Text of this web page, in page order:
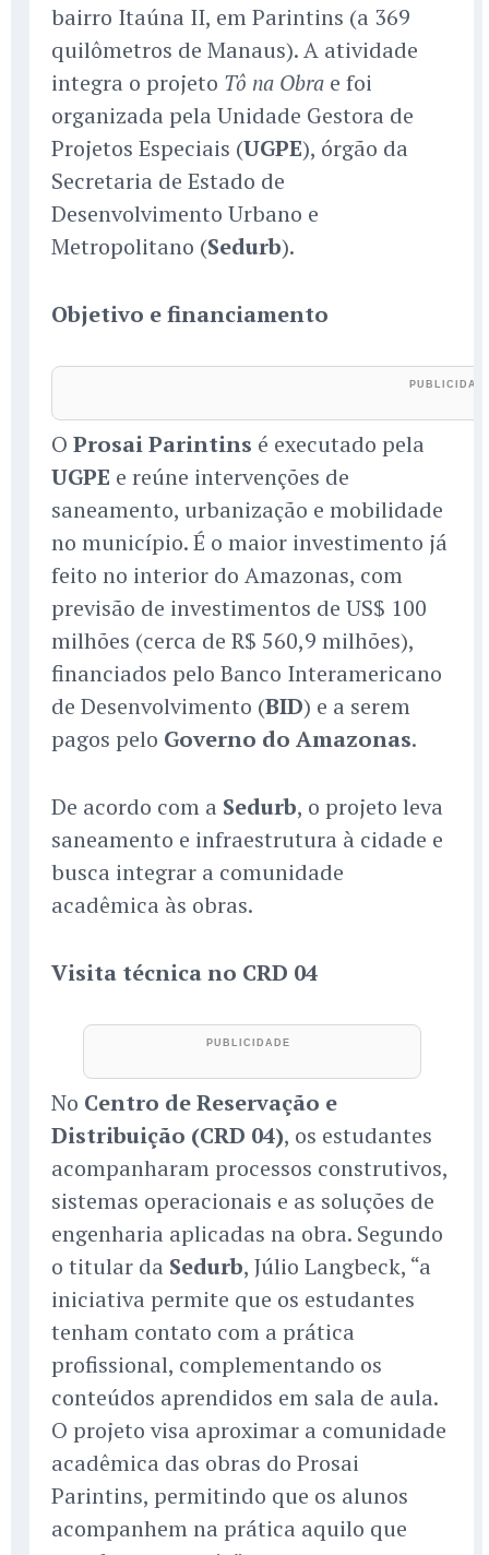
bairro Itaúna II, em Parintins (a 369
quilômetros de Manaus). A atividade
integra o projeto Tô na Obra e foi
organizada pela Unidade Gestora de
Projetos Especiais (UGPE), órgão da
Secretaria de Estado de
Desenvolvimento Urbano e
Metropolitano (Sedurb).
Objetivo e financiamento
O Prosai Parintins é executado pela
UGPE e reúne intervenções de
saneamento, urbanização e mobilidade
no município. É o maior investimento já
feito no interior do Amazonas, com
previsão de investimentos de US$ 100
milhões (cerca de R$ 560,9 milhões),
financiados pelo Banco Interamericano
de Desenvolvimento (BID) e a serem
pagos pelo Governo do Amazonas.
De acordo com a Sedurb, o projeto leva
saneamento e infraestrutura à cidade e
busca integrar a comunidade
acadêmica às obras.
Visita técnica no CRD 04
No Centro de Reservação e
Distribuição (CRD 04), os estudantes
acompanharam processos construtivos,
sistemas operacionais e as soluções de
engenharia aplicadas na obra. Segundo
o titular da Sedurb, Júlio Langbeck, “a
iniciativa permite que os estudantes
tenham contato com a prática
profissional, complementando os
conteúdos aprendidos em sala de aula.
O projeto visa aproximar a comunidade
acadêmica das obras do Prosai
Parintins, permitindo que os alunos
acompanhem na prática aquilo que